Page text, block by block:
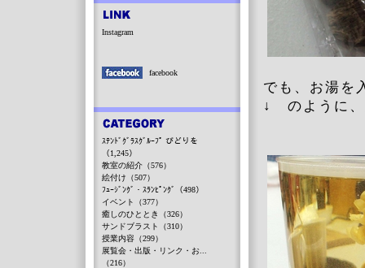
でも、お湯を
↓ のように、
Instagram
facebook
ｽﾃﾝﾄﾞｸﾞﾗｽｸﾞﾙｰﾌﾟ びどりを
（1,245）
教室の紹介（576）
絵付け（507）
ﾌｭｰｼﾞﾝｸﾞ・ｽﾗﾝﾋﾟﾝｸﾞ（498）
イベント（377）
癒しのひととき（326）
サンドブラスト（310）
授業内容（299）
展覧会・出版・リンク・お...
（216）